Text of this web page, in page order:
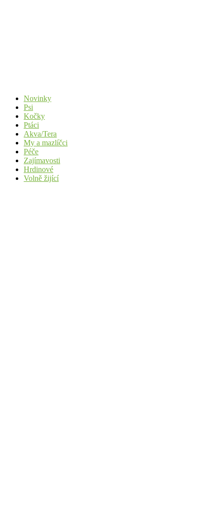
Novinky
Psi
Kočky
Ptáci
Akva/Tera
My a mazlíčci
Péče
Zajímavosti
Hrdinové
Volně žijící